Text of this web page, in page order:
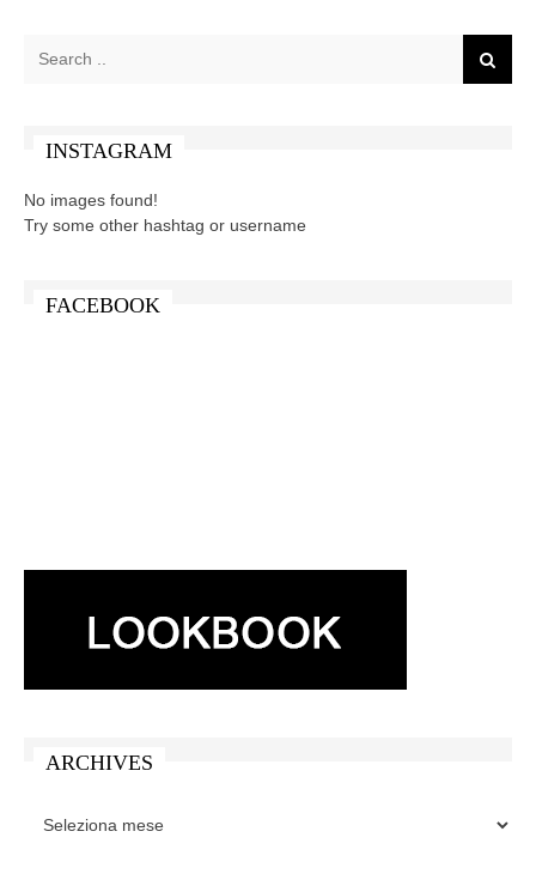
INSTAGRAM
No images found!
Try some other hashtag or username
FACEBOOK
ARCHIVES